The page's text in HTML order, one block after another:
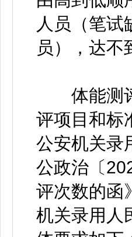
人员（笔
员），达不
体能测评
评项目和标
公安机关录
公政治〔
评次数的函
机关录用人